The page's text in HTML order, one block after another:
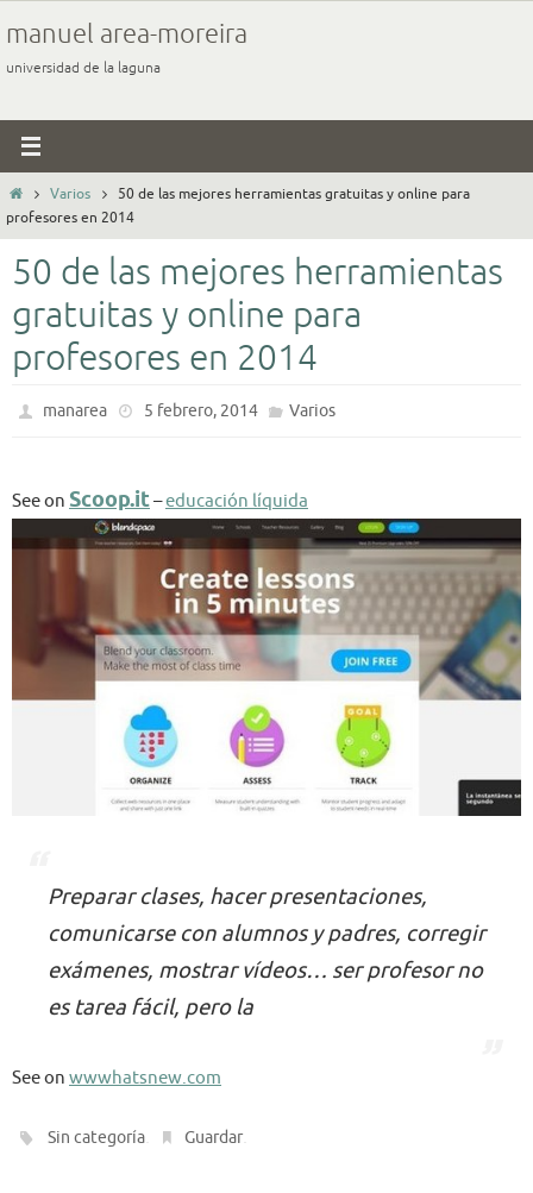
al
contenido
manuel area-moreira
universidad de la laguna
InicioVarios
50 de las mejores herramientas gratuitas y online para
profesores en 2014
50 de las mejores herramientas
gratuitas y online para
profesores en 2014
manarea 5 febrero, 2014 Varios
See on Scoop.it–educación líquida
Preparar clases, hacer presentaciones,
comunicarse con alumnos y padres, corregir
exámenes, mostrar vídeos… ser profesor no
es tarea fácil, pero la
See on wwwhatsnew.com
Sin categoría Guardar